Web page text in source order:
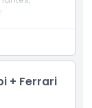
cuatro
World,
Dhabi.
dentro de
visita.
+ Ferrari